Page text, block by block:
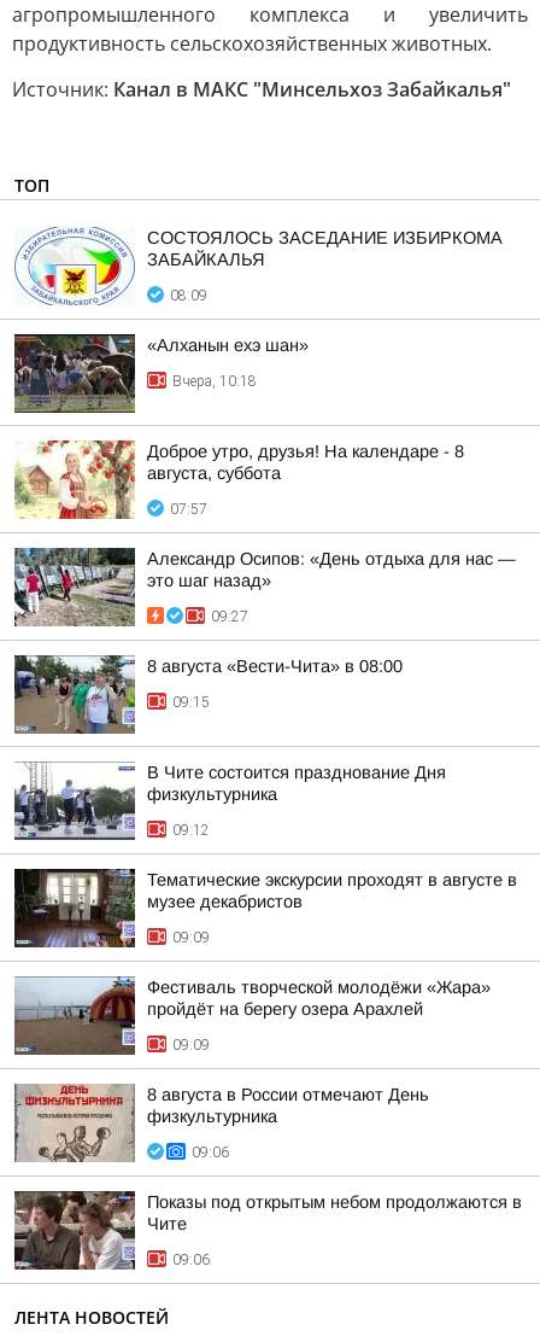
агропромышленного комплекса и увеличить
продуктивность сельскохозяйственных животных.
Источник: Канал в МАКС "Минсельхоз Забайкалья"
ТОП
СОСТОЯЛОСЬ ЗАСЕДАНИЕ ИЗБИРКОМА
ЗАБАЙКАЛЬЯ
08:09
«Алханын ехэ шан»
Вчера, 10:18
Доброе утро, друзья! На календаре - 8
августа, суббота
07:57
Александр Осипов: «День отдыха для нас —
это шаг назад»
09:27
8 августа «Вести-Чита» в 08:00
09:15
В Чите состоится празднование Дня
физкультурника
09:12
Тематические экскурсии проходят в августе в
музее декабристов
09:09
Фестиваль творческой молодёжи «Жара»
пройдёт на берегу озера Арахлей
09:09
8 августа в России отмечают День
физкультурника
09:06
Показы под открытым небом продолжаются в
Чите
09:06
ЛЕНТА НОВОСТЕЙ